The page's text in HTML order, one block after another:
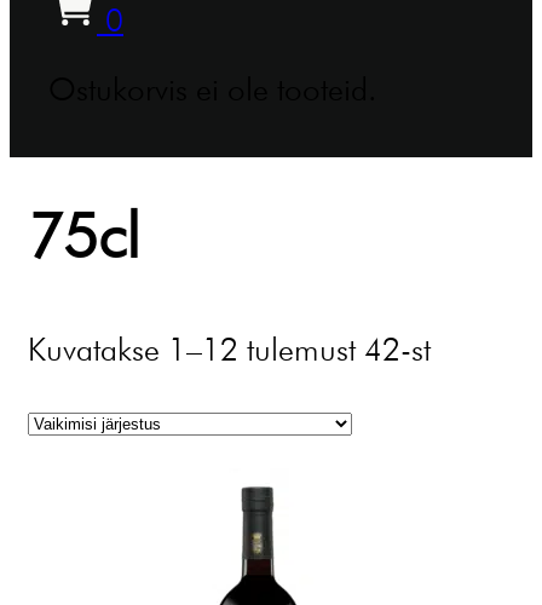
0
75cl
Kuvatakse 1–12 tulemust 42-st